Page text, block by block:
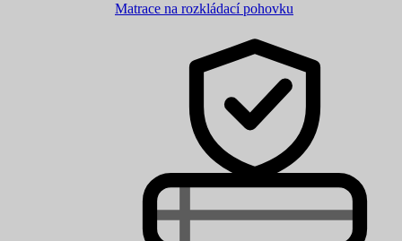
Matrace na rozkládací pohovku